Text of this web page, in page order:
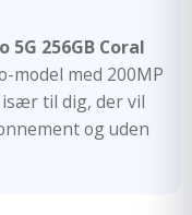
256GB Coral
model med 200MP
især til dig, der vil
og uden